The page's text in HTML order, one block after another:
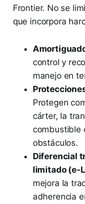
Frontier. No se
que incorpora
control y
manejo en
Protegen
cárter, la
combustible
obstáculos.
Diferencial
limitado (e-
mejora la
adherencia